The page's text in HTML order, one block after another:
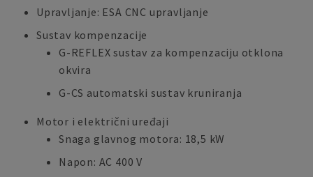
Upravljanje: ESA CNC upravljanje
Sustav kompenzacije
G-REFLEX sustav za kompenzaciju otklona
okvira
G-CS automatski sustav kruniranja
Motor i električni uređaji
Snaga glavnog motora: 18,5 kW
Napon: AC 400 V